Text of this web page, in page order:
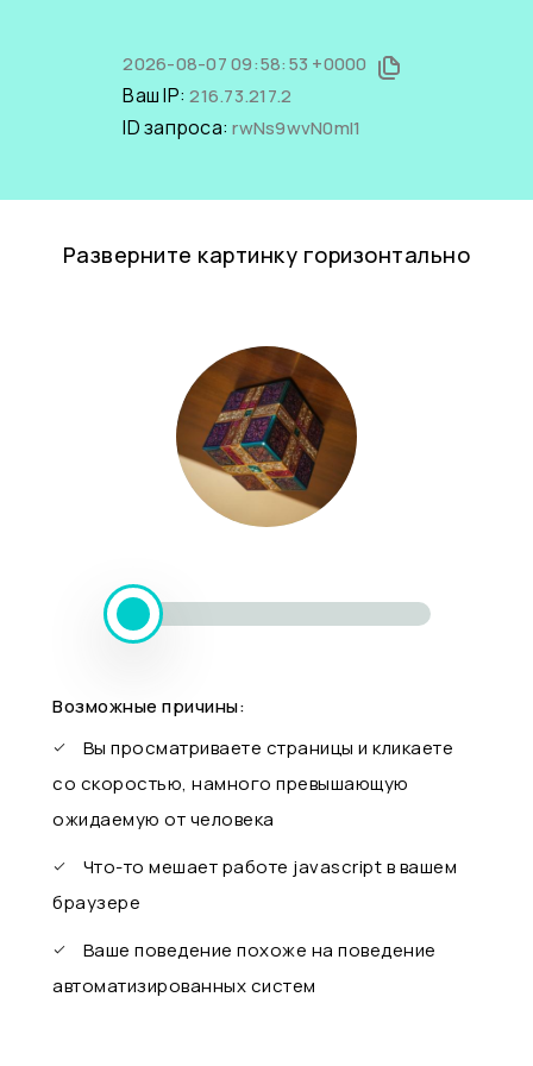
2026-08-07 09:58:53 +0000
Ваш IP:216.73.217.2
ID запроса:rwNs9wvN0mI1
Разверните картинку горизонтально
Возможные причины:
Вы просматриваете страницы и кликаете
со скоростью, намного превышающую
ожидаемую от человека
Что-то мешает работе javascript в вашем
браузере
Ваше поведение похоже на поведение
автоматизированных систем